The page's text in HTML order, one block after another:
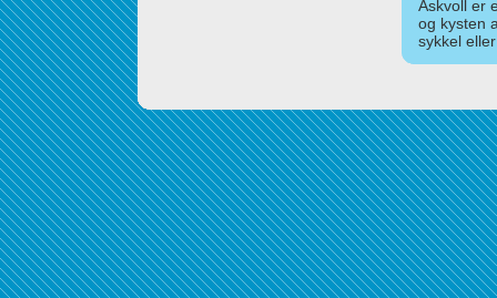
Askvoll er
og kysten
sykkel